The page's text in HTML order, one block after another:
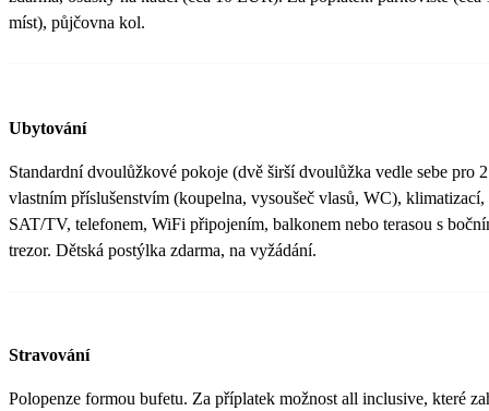
míst), půjčovna kol.
Ubytování
Standardní dvoulůžkové pokoje (dvě širší dvoulůžka vedle sebe pro
vlastním příslušenstvím (koupelna, vysoušeč vlasů, WC),
SAT/TV, telefonem, WiFi připojením, balkonem nebo terasou s
trezor. Dětská postýlka zdarma, na vyžádání.
Stravování
Polopenze formou bufetu. Za příplatek možnost all inclusive, které